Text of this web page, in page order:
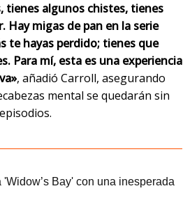
tienes algunos chistes, tienes
Hay migas de pan en la serie
te hayas perdido; tienes que
Para mí, esta es una experiencia
, añadió Carroll, asegurando
mental se quedarán sin